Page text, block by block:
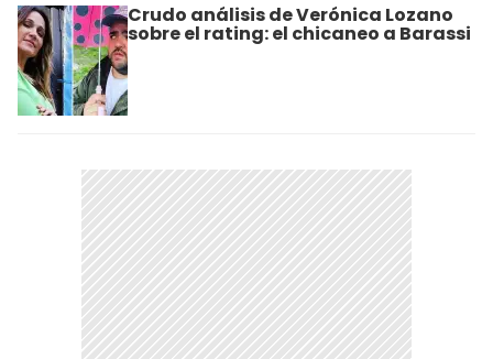
Crudo análisis de Verónica Lozano
sobre el rating: el chicaneo a Barassi